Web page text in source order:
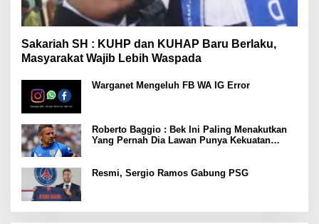
Sakariah SH : KUHP dan KUHAP Baru Berlaku,
Masyarakat Wajib Lebih Waspada
Warganet Mengeluh FB WA IG Error
Roberto Baggio : Bek Ini Paling Menakutkan
Yang Pernah Dia Lawan Punya Kekuatan
Resmi, Sergio Ramos Gabung PSG